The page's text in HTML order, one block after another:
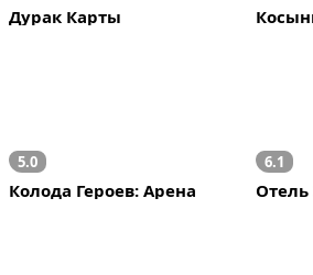
Дурак Карты
5.0
Колода Героев: Арена
6.1